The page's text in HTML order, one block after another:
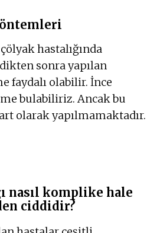
hastalığında
sonra yapılan
faydalı olabilir. İnce
bulabiliriz. Ancak bu
olarak yapılmamaktadır.
nasıl komplike hale
ciddidir?